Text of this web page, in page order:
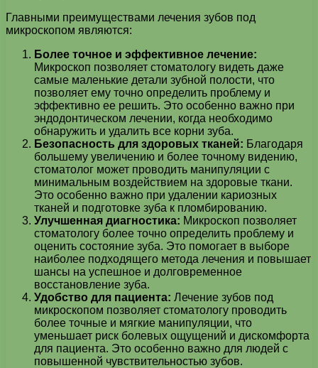
Главными преимуществами лечения зубов под
микроскопом являются:
Более точное и эффективное лечение:
Микроскоп позволяет стоматологу видеть даже
самые маленькие детали зубной полости, что
позволяет ему точно определить проблему и
эффективно ее решить. Это особенно важно при
эндодонтическом лечении, когда необходимо
обнаружить и удалить все корни зуба.
Безопасность для здоровых тканей: Благодаря
большему увеличению и более точному видению,
стоматолог может проводить манипуляции с
минимальным воздействием на здоровые ткани.
Это особенно важно при удалении кариозных
тканей и подготовке зуба к пломбированию.
Улучшенная диагностика: Микроскоп позволяет
стоматологу более точно определить проблему и
оценить состояние зуба. Это помогает в выборе
наиболее подходящего метода лечения и повышает
шансы на успешное и долговременное
восстановление зуба.
Удобство для пациента: Лечение зубов под
микроскопом позволяет стоматологу проводить
более точные и мягкие манипуляции, что
уменьшает риск болевых ощущений и дискомфорта
для пациента. Это особенно важно для людей с
повышенной чувствительностью зубов.